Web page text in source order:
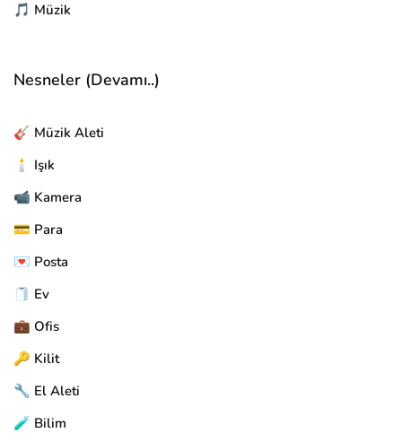
🎵 Müzik
Nesneler (Devamı..)
🎸 Müzik Aleti
🕯️ Işık
📹 Kamera
💳 Para
💌 Posta
🧻 Ev
💼 Ofis
🔑 Kilit
🔧 El Aleti
🧪 Bilim